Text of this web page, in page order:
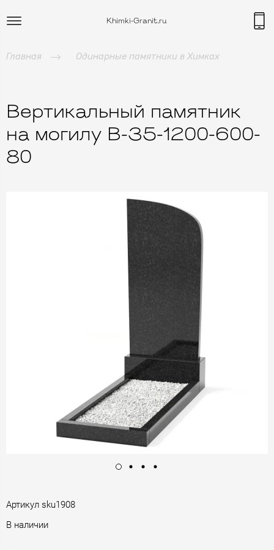
Khimki-Granit.ru
Главная Одинарные памятники в Химках
Вертикальный памятник
на могилу B-35-1200-600-
80
Артикул sku1908
В наличии